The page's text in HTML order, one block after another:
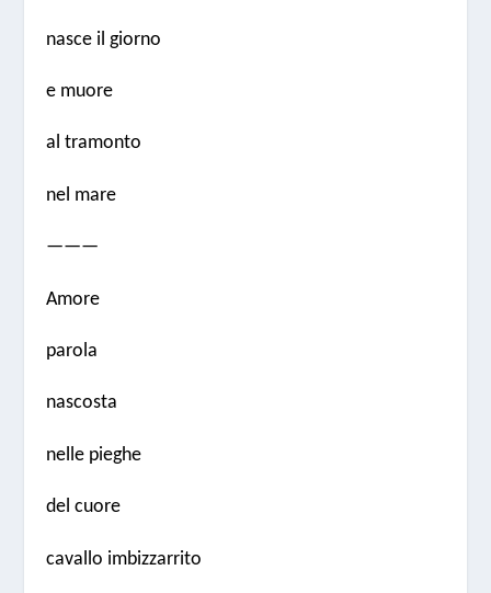
nasce il giorno
e muore
al tramonto
nel mare
———
Amore
parola
nascosta
nelle pieghe
del cuore
cavallo imbizzarrito